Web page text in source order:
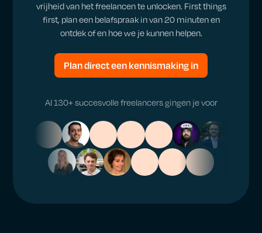
vrijheid van het freelancen te unlocken. First things
first, plan een belafspraak in van 20 minuten en
ontdek of en hoe we je kunnen helpen.
Plan direct een kennismaking in
Al 130+ succesvolle freelancers gingen je voor